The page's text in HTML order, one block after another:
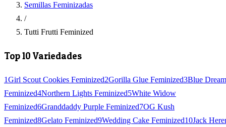
Semillas Feminizadas
/
Tutti Frutti Feminized
Top 10 Variedades
1Girl Scout Cookies Feminized2Gorilla Glue Feminized3Blue Dream
Feminized4Northern Lights Feminized5White Widow
Feminized6Granddaddy Purple Feminized7OG Kush
Feminized8Gelato Feminized9Wedding Cake Feminized10Jack